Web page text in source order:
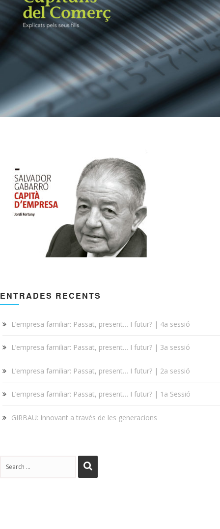
ENTRADES RECENTS
L’empresa familiar: Passat, present… I futur? | 4a sessió
L’empresa familiar: Passat, present… I futur? | 3a sessió
L’empresa familiar: Passat, present… I futur? | 2a sessió
L’empresa familiar: Passat, present… I futur? | 1a Sessió
GIRBAU: Innovant a través de les generacions